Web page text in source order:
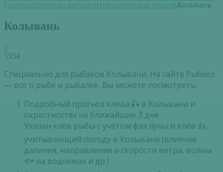
ГлавнаяПрогнозы рыбалкиНовосибирская областьКолывань
Колывань
0
5554
Специально для рыбаков Колывани. На сайте Рыбхоз
— все о рыбе и рыбалке, Вы можете посмотреть:
Подробный прогноз клева 🎣 в Колывани и
окрестностях на ближайшие 3 дня
Указан клёв рыбы с учетом фаз луны и клёв 👍,
учитывающий погоду в Колывани (влияние
даления, направления и скорости ветра, волны
🐟 на водоемах и др.)